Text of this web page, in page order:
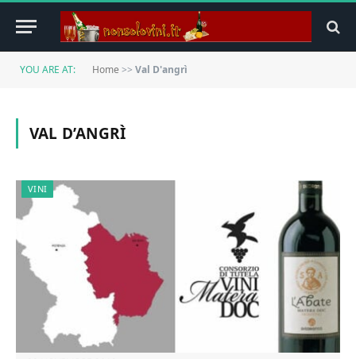
YOU ARE AT: Home >> Val D'angrì
VAL D’ANGRÌ
VINI